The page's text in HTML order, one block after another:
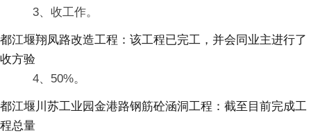
3、收工作。
都江堰翔凤路改造工程：该工程已完工，并会同业主进行了
收方验
4、50%。
都江堰川苏工业园金港路钢筋砼涵洞工程：截至目前完成工
程总量